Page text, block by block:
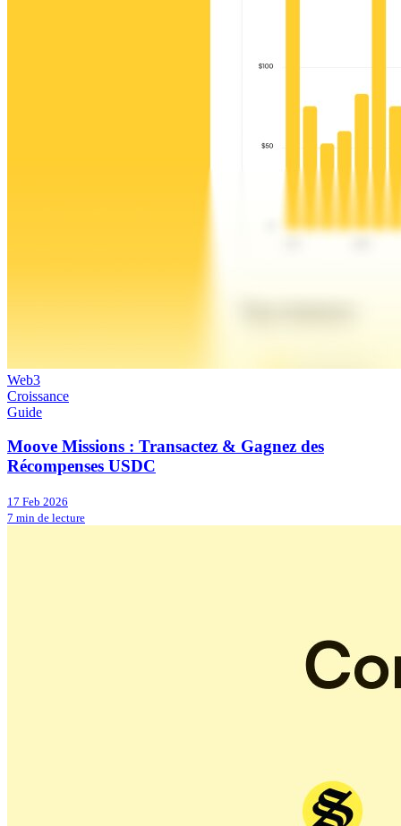
Web3
Croissance
Guide
Moove Missions : Transactez & Gagnez des
Récompenses USDC
17 Feb 2026
7 min de lecture